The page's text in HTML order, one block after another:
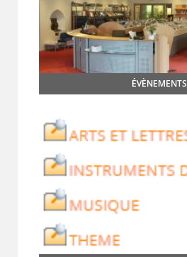
ÉVÈNEMENTS